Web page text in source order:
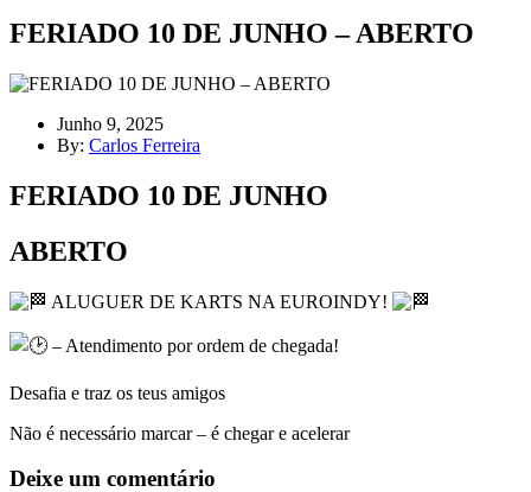
FERIADO 10 DE JUNHO – ABERTO
Junho 9, 2025
By: Carlos Ferreira
FERIADO 10 DE JUNHO
ABERTO
ALUGUER DE KARTS NA EUROINDY!
– Atendimento por ordem de chegada!
Desafia e traz os teus amigos
Não é necessário marcar – é chegar e acelerar
Deixe um comentário